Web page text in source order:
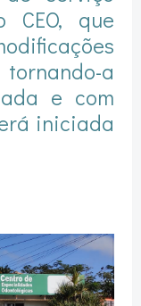
CEO, que
a
e com
iniciada